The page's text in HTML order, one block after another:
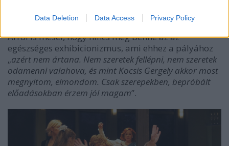
Data Deletion Data Access Privacy Policy
nem fogok tudni!”
Arról is mesél, hogy nincs meg benne az az
egészséges exhibicionizmus, ami ehhez a pályához
„azért nem ártana. Nem szeretek fellépni, nem szeretek
odamenni valahova, és mint Kocsis Gergely akkor most
megnyitom, elmondom. Csak szerepekben, bepróbált
előadásokban érzem jól magam”.